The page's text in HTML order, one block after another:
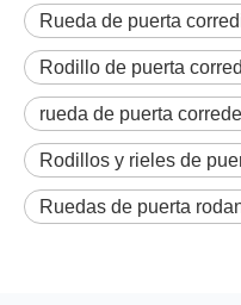
Rueda de puerta
Rodillo de puerta
rueda de puerta
Rodillos y rieles de
Ruedas de puerta